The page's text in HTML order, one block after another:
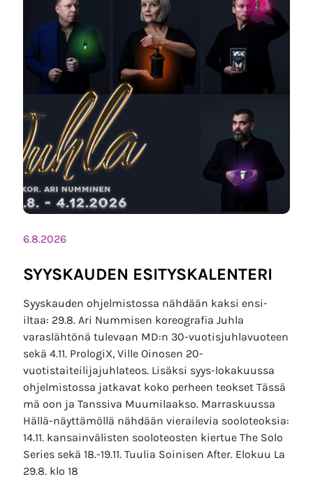
6.8.2026
SYYSKAUDEN ESITYSKALENTERI
Syyskauden ohjelmistossa nähdään kaksi ensi-
iltaa: 29.8. Ari Nummisen koreografia Juhla
varaslähtönä tulevaan MD:n 30-vuotisjuhlavuoteen
sekä 4.11. PrologiX, Ville Oinosen 20-
vuotistaiteilijajuhlateos. Lisäksi syys-lokakuussa
ohjelmistossa jatkavat koko perheen teokset Tässä
mä oon ja Tanssiva Muumilaakso. Marraskuussa
Hällä-näyttämöllä nähdään vierailevia sooloteoksia:
14.11. kansainvälisten sooloteosten kiertue The Solo
Series sekä 18.-19.11. Tuulia Soinisen After. Elokuu La
29.8. klo 18